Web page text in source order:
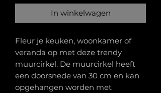
In winkelwagen
Fleur je keuken, woonkamer of
veranda op met deze trendy
muurcirkel. De muurcirkel heeft
een doorsnede van 30 cm en kan
opgehangen worden met